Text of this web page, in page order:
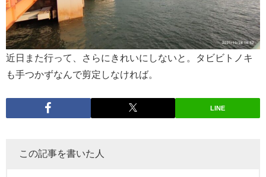
近日また行って、さらにきれいにしないと。タビビトノキ
も手つかずなんで剪定しなければ。
LINE
この記事を書いた人